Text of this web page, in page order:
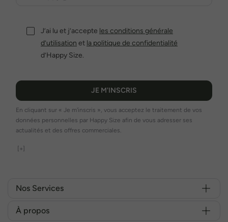
J’ai lu et j’accepte les conditions générale
d’utilisation et la politique de confidentialité
d’Happy Size.
JE M'INSCRIS
En cliquant sur « Je m'inscris », vous acceptez le traitement de vos
données personnelles par Happy Size afin de vous adresser ses
actualités et des offres commerciales.
[+]
Nos Services
À propos